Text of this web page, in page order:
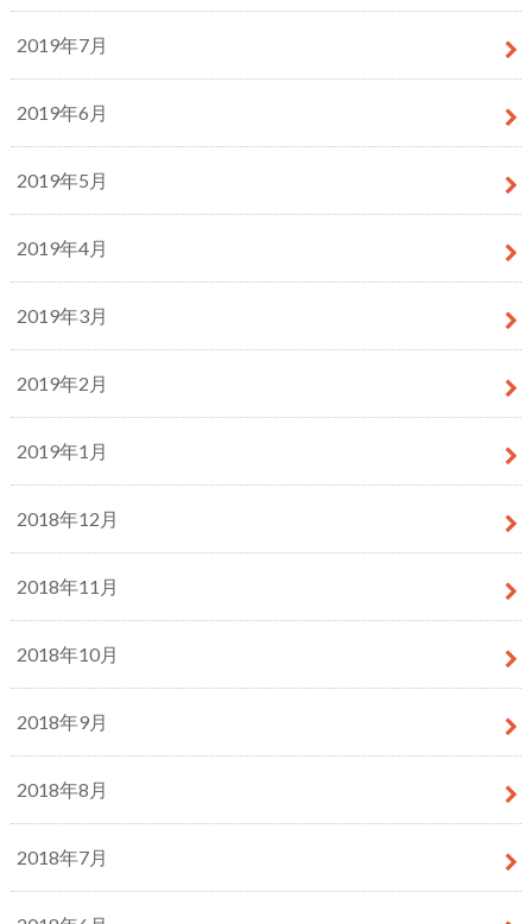
2019年7月
2019年6月
2019年5月
2019年4月
2019年3月
2019年2月
2019年1月
2018年12月
2018年11月
2018年10月
2018年9月
2018年8月
2018年7月